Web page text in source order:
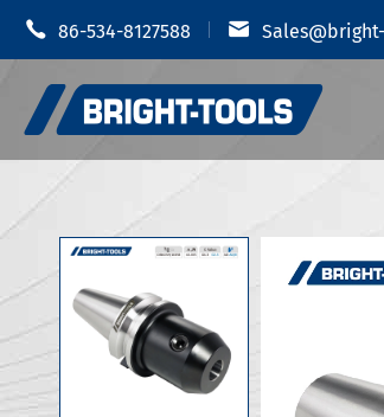
 86-534-8127588 
Portautensili CNC
Strumenti statici e azionati
Strumenti di alesatura